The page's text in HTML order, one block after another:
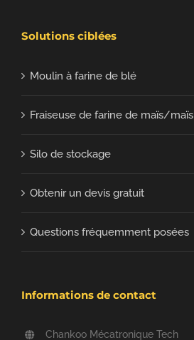
Solutions ciblées
Moulin à farine de blé
Fraiseuse de farine de maïs/maïs
Silo de stockage
Obtenir un devis gratuit
Questions fréquemment posées
Informations de contact
Chankoo Mécatronique Tech